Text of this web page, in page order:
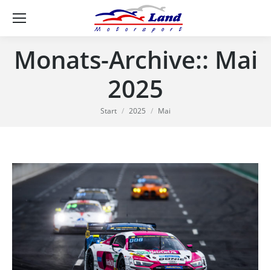
Monats-Archive:: Mai
2025
Sie befinden sich hier:
Start 2025 Mai